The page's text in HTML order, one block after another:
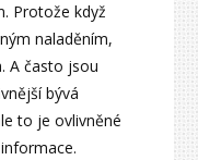
Protože když
naladěním,
A často jsou
bývá
to je ovlivněné